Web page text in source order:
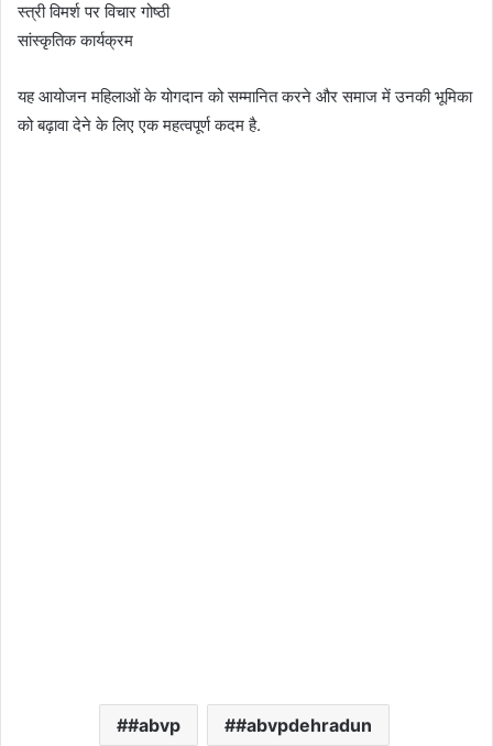
स्त्री विमर्श पर विचार गोष्ठी
सांस्कृतिक कार्यक्रम
यह आयोजन महिलाओं के योगदान को सम्मानित करने और समाज में उनकी भूमिका
को बढ़ावा देने के लिए एक महत्वपूर्ण कदम है.
#abvp #abvpdehradun